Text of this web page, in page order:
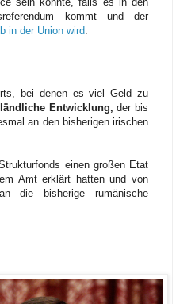
kommt und der
in der Union wird
bei denen es viel Geld zu
Entwicklung,der bis
an den bisherigen irischen
einen großen Etat
Amt erklärt hatten und von
die bisherige rumänische